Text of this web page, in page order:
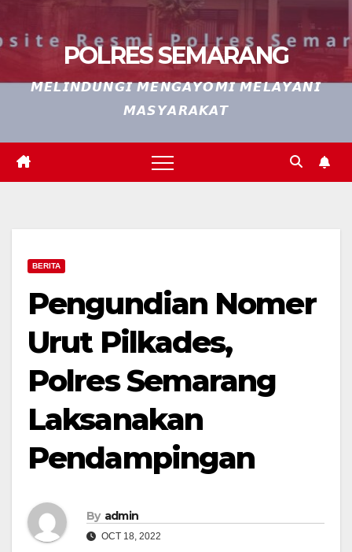
POLRES SEMARANG
𝙈𝙀𝙇𝙄𝙉𝘿𝙐𝙉𝙂𝙄 𝙈𝙀𝙉𝙂𝘼𝙔𝙊𝙈𝙄 𝙈𝙀𝙇𝘼𝙔𝘼𝙉𝙄
𝙈𝘼𝙎𝙔𝘼𝙍𝘼𝙆𝘼𝙏
BERITA
Pengundian Nomer
Urut Pilkades,
Polres Semarang
Laksanakan
Pendampingan
By admin
OCT 18, 2022